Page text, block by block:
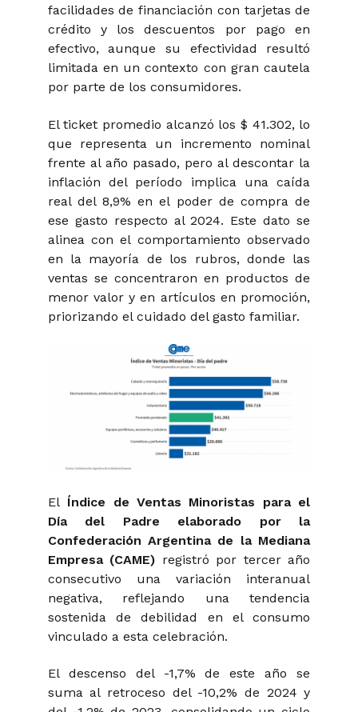
facilidades de financiación con tarjetas de
crédito y los descuentos por pago en
efectivo, aunque su efectividad resultó
limitada en un contexto con gran cautela
por parte de los consumidores.
El ticket promedio alcanzó los $ 41.302, lo
que representa un incremento nominal
frente al año pasado, pero al descontar la
inflación del período implica una caída
real del 8,9% en el poder de compra de
ese gasto respecto al 2024. Este dato se
alinea con el comportamiento observado
en la mayoría de los rubros, donde las
ventas se concentraron en productos de
menor valor y en artículos en promoción,
priorizando el cuidado del gasto familiar.
El Índice de Ventas Minoristas para el
Día del Padre elaborado por la
Confederación Argentina de la Mediana
Empresa (CAME) registró por tercer año
consecutivo una variación interanual
negativa, reflejando una tendencia
sostenida de debilidad en el consumo
vinculado a esta celebración.
El descenso del -1,7% de este año se
suma al retroceso del -10,2% de 2024 y